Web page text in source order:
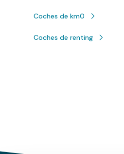
Coches de km0
Coches de renting